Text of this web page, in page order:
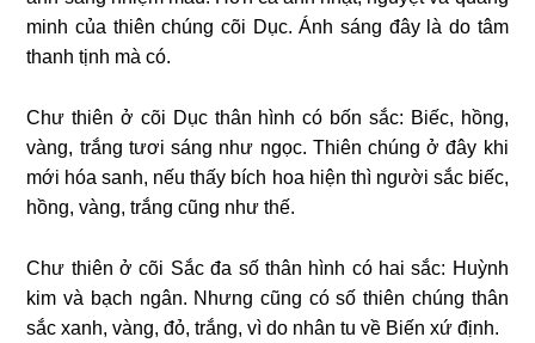
minh của thiên chúng cõi Dục. Ánh sáng đây là do tâm
thanh tịnh mà có.
Chư thiên ở cõi Dục thân hình có bốn sắc: Biếc, hồng,
vàng, trắng tươi sáng như ngọc. Thiên chúng ở đây khi
mới hóa sanh, nếu thấy bích hoa hiện thì người sắc biếc,
hồng, vàng, trắng cũng như thế.
Chư thiên ở cõi Sắc đa số thân hình có hai sắc: Huỳnh
kim và bạch ngân. Nhưng cũng có số thiên chúng thân
sắc xanh, vàng, đỏ, trắng, vì do nhân tu về Biến xứ định.